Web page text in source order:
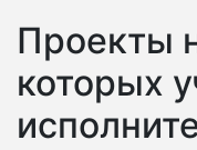
Проекты
которых